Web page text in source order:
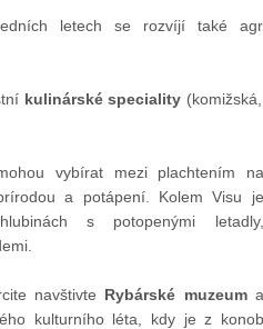
letech se rozvíjí také
kulinárské speciality
vybírat mezi plachtením na
a potápení. Kolem Visu je
s potopenými letadly,
navštivte Rybárské muzeuma
kulturního léta, kdy je z konob